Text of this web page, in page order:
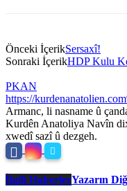
Önceki İçerikSersaxî!
Sonraki İçerikHDP Kulu
PKAN
https://
Armanc, li nasname û
Kurdên Anatoliya Navîn
xwedî sazî û dezgeh.
İlgili HaberlerYazarın